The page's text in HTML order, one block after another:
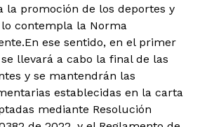
la promoción de los deportes y
contempla la Norma
ese sentido, en el primer
llevará a cabo la final de las
y se mantendrán las
establecidas en la carta
mediante Resolución